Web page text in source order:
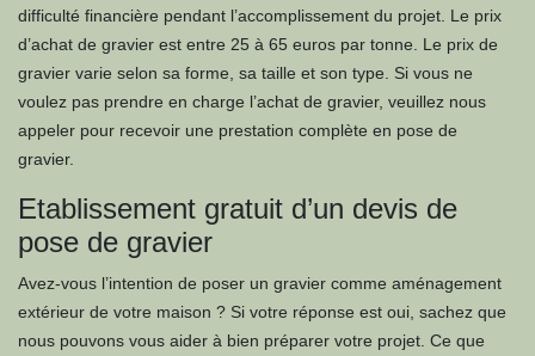
difficulté financière pendant l’accomplissement du projet. Le prix
d’achat de gravier est entre 25 à 65 euros par tonne. Le prix de
gravier varie selon sa forme, sa taille et son type. Si vous ne
voulez pas prendre en charge l’achat de gravier, veuillez nous
appeler pour recevoir une prestation complète en pose de
gravier.
Etablissement gratuit d’un devis de
pose de gravier
Avez-vous l’intention de poser un gravier comme aménagement
extérieur de votre maison ? Si votre réponse est oui, sachez que
nous pouvons vous aider à bien préparer votre projet. Ce que